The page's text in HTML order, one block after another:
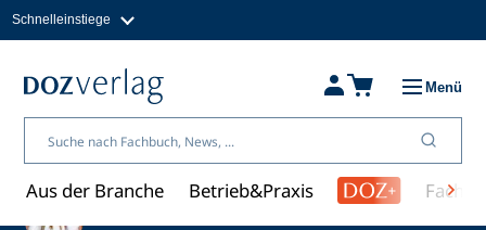
Inhalt
Schnelleinstiege
Fachbücher & Shop
Über uns
Menü
Aus der Branche Betrieb&Praxis